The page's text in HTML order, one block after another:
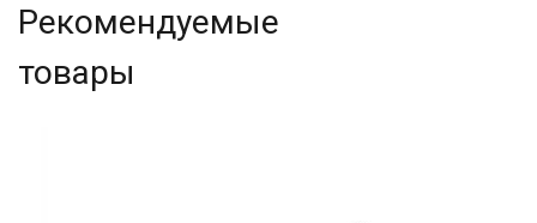
Рекомендуемые
товары